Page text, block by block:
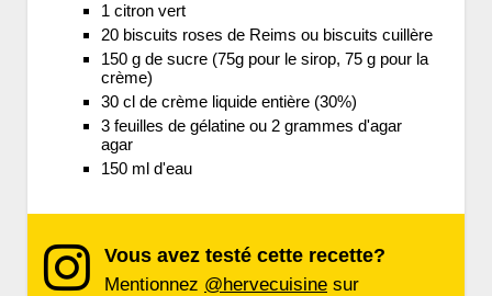
1 citron vert
20 biscuits roses de Reims ou biscuits cuillère
150 g de sucre (75g pour le sirop, 75 g pour la
crème)
30 cl de crème liquide entière (30%)
3 feuilles de gélatine ou 2 grammes d'agar
agar
150 ml d'eau
Vous avez testé cette recette?
Mentionnez @hervecuisine sur